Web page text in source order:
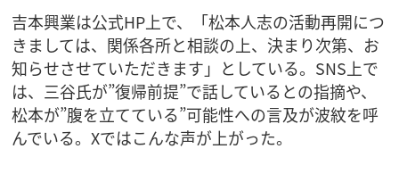
吉本興業は公式HP上で、「松本人志の活動再開につ
きましては、関係各所と相談の上、決まり次第、お
知らせさせていただきます」としている。SNS上で
は、三谷氏が”復帰前提”で話しているとの指摘や、
松本が”腹を立てている”可能性への言及が波紋を呼
んでいる。Xではこんな声が上がった。